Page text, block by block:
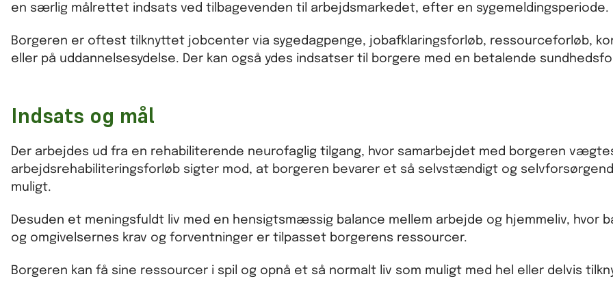
en særlig målrettet indsats ved tilbagevenden til arbejdsmarkedet, efter en sygemeldingsperiode.
Borgeren er oftest tilknyttet jobcenter via sygedagpenge, jobafklaringsforløb, ressourceforløb,
eller på uddannelsesydelse. Der kan også ydes indsatser til borgere med en betalende
Indsats og mål
Der arbejdes ud fra en rehabiliterende neurofaglig tilgang, hvor samarbejdet med borgeren
arbejdsrehabiliteringsforløb sigter mod, at borgeren bevarer et så selvstændigt og
muligt.
Desuden et meningsfuldt liv med en hensigtsmæssig balance mellem arbejde og hjemmeliv, hvor
og omgivelsernes krav og forventninger er tilpasset borgerens ressourcer.
Borgeren kan få sine ressourcer i spil og opnå et så normalt liv som muligt med hel eller delvis